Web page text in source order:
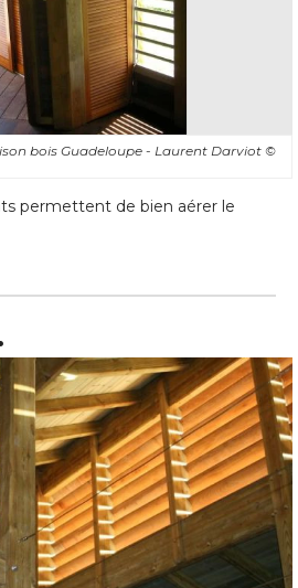
bois Guadeloupe - Laurent Darviot ©
permettent de bien aérer le